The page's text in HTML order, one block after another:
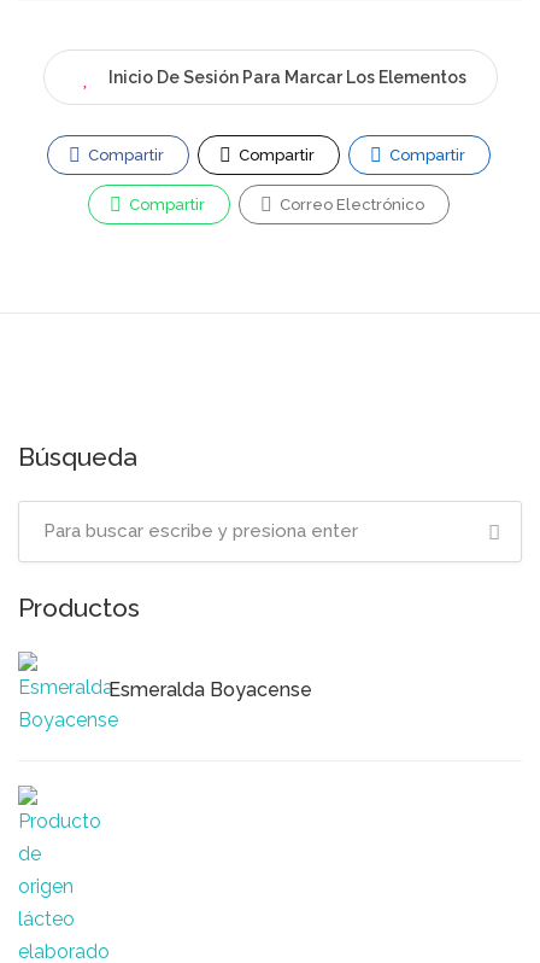
Inicio De Sesión Para Marcar Los Elementos
Compartir Compartir Compartir
Compartir Correo Electrónico
Búsqueda
Productos
Esmeralda Boyacense